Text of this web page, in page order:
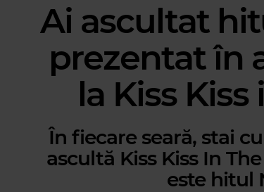
Ai ascultat
prezentat în
la Kiss
În fiecare seară, stai
ascultă Kiss Kiss In
este hitul